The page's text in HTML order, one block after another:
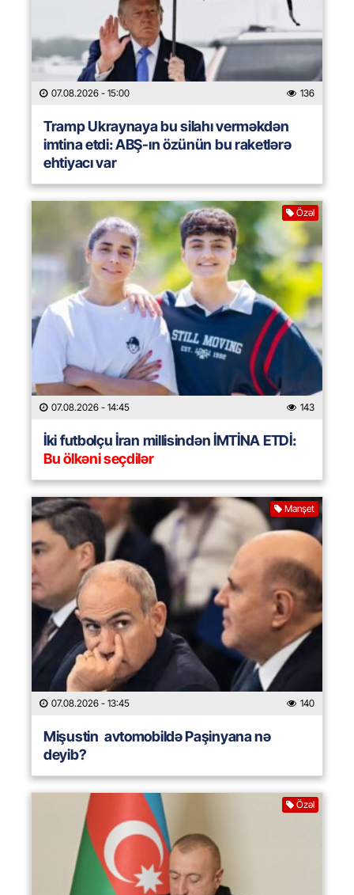
07.08.2026 - 15:00 136
Tramp Ukraynaya bu silahı verməkdən
imtina etdi: ABŞ-ın özünün bu raketlərə
ehtiyacı var
Özəl
07.08.2026 - 14:45 143
İki futbolçu İran millisindən İMTİNA ETDİ:
Bu ölkəni seçdilər
Manşet
07.08.2026 - 13:45 140
Mişustin avtomobildə Paşinyana nə
deyib?
Özəl